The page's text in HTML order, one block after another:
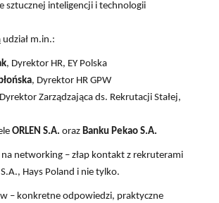
sztucznej inteligencji i technologii
m.in.:
, Dyrektor HR, EY Polska
, Dyrektor HR GPW
Zarządzająca ds. Rekrutacji Stałej,
ORLEN S.A. oraz Banku Pekao S.A.
na networking – złap kontakt z rekruterami
S.A., Hays Poland i nie tylko.
– konkretne odpowiedzi, praktyczne